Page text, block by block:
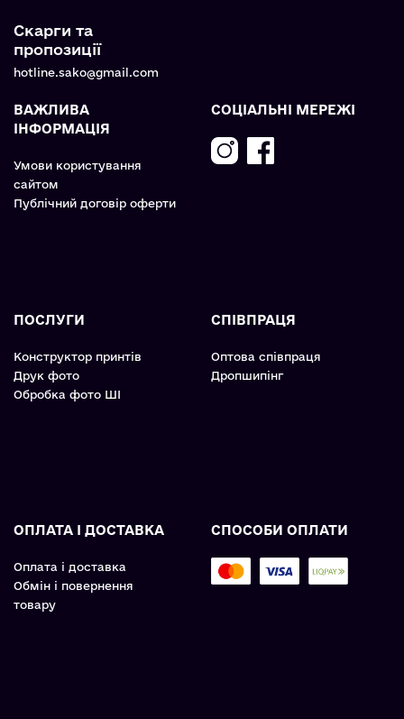
Скарги та
пропозиції
hotline.sako@gmail.com
ВАЖЛИВА
ІНФОРМАЦІЯ
Умови користування
сайтом
Публічний договір оферти
СОЦІАЛЬНІ МЕРЕЖІ
ПОСЛУГИ
Конструктор принтів
Друк фото
Обробка фото ШІ
СПІВПРАЦЯ
Оптова співпраця
Дропшипінг
ОПЛАТА І ДОСТАВКА
Оплата і доставка
Обмін і повернення
товару
СПОСОБИ ОПЛАТИ